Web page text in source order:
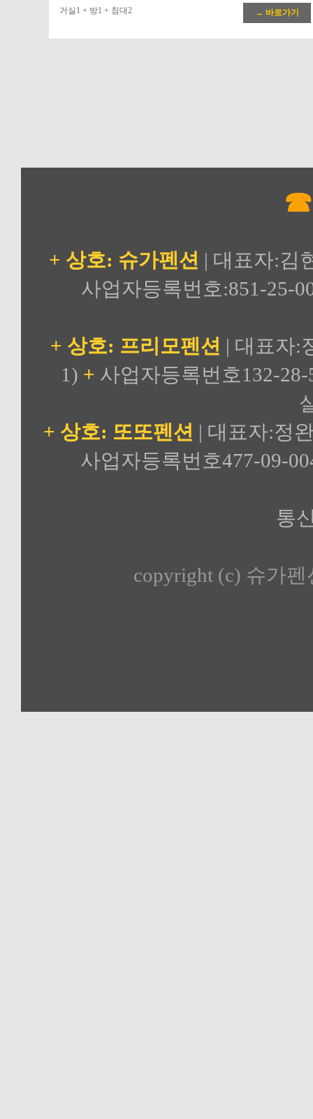
거실1 + 방1 + 침대2 → 바로가기
☎
+ 상호: 슈가펜션 | 대표자:김
사업자등록번호:851-25-
+ 상호: 프리모펜션 | 대표자:
1) + 사업자등록번호132-
+ 상호: 또또펜션 | 대표자:정
사업자등록번호477-09-
통
copyright (c) 슈가펜